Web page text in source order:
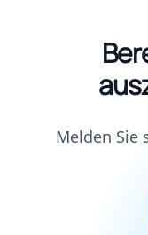
Melden Sie